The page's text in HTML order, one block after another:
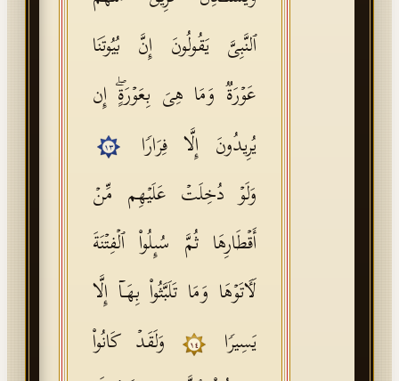
ٱلنَّبِیَّ یَقُولُونَ إِنَّ بُیُوتَنَا
عَوۡرَةࣱ وَمَا هِیَ بِعَوۡرَةٍۖ إِن
یُرِیدُونَ إِلَّا فِرَارࣰا
١٣
وَلَوۡ دُخِلَتۡ عَلَیۡهِم مِّنۡ
أَقۡطَارِهَا ثُمَّ سُىِٕلُوا۟ ٱلۡفِتۡنَةَ
لَـَٔاتَوۡهَا وَمَا تَلَبَّثُوا۟ بِهَاۤ إِلَّا
یَسِیرࣰا
١٤
وَلَقَدۡ كَانُوا۟